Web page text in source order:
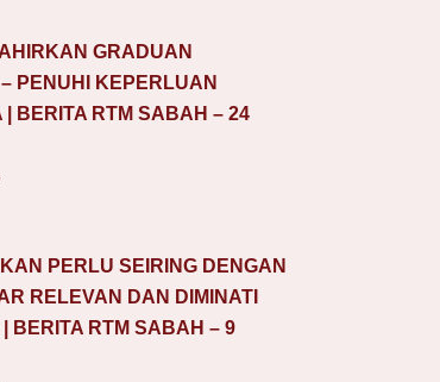
GRADUAN
PENUHI KEPERLUAN
BERITA RTM SABAH – 24
PERLU SEIRING DENGAN
RELEVAN DAN DIMINATI
BERITA RTM SABAH – 9